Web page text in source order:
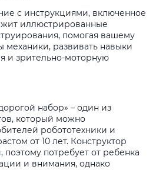
с инструкциями, включенное
иллюстрированные
помогая вашему
механики, развивать навыки
и зрительно-моторную
набор» – один из
который можно
робототехники и
от 10 лет. Конструктор
потребует от ребенка
и внимания, однако